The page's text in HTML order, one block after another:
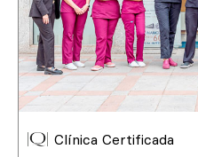
Clínica Certificada